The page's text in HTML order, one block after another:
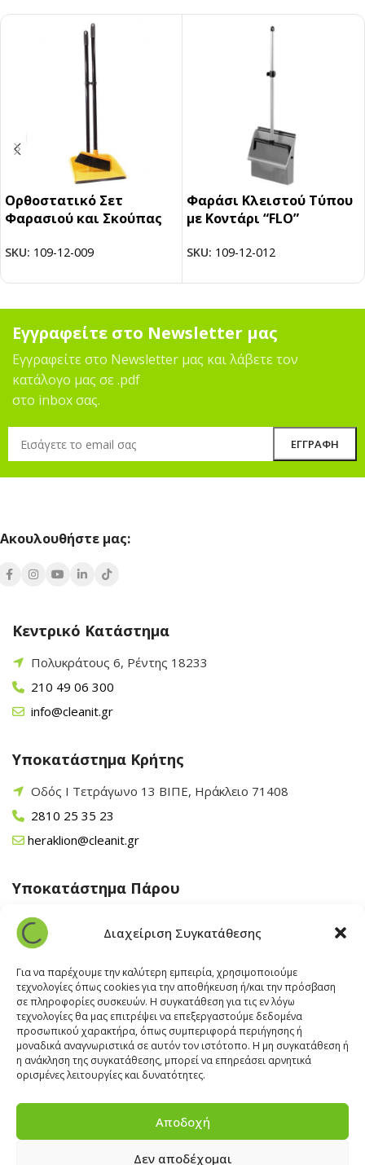
Διαχείριση Συγκατάθεσης
Για να παρέχουμε την καλύτερη εμπειρία, χρησιμοποιούμε
τεχνολογίες όπως cookies για την αποθήκευση ή/και την πρόσβαση
σε πληροφορίες συσκευών. Η συγκατάθεση για τις εν λόγω
τεχνολογίες θα μας επιτρέψει να επεξεργαστούμε δεδομένα
προσωπικού χαρακτήρα, όπως συμπεριφορά περιήγησης ή
μοναδικά αναγνωριστικά σε αυτόν τον ιστότοπο. Η μη συγκατάθεση ή
η ανάκληση της συγκατάθεσης, μπορεί να επηρεάσει αρνητικά
ορισμένες λειτουργίες και δυνατότητες.
Αποδοχή
Δεν αποδέχομαι
Ορθοστατικό Σετ
Φαρασιού και Σκούπας
SKU: 109-12-009
Φαράσι Κλειστού Τύπου
με Κοντάρι “FLO”
SKU: 109-12-012
Εγγραφείτε στο Newsletter μας
Εγγραφείτε στο Newsletter μας και λάβετε τον
κατάλογο μας σε .pdf
στο inbox σας.
Ακουλουθήστε μας:
Κεντρικό Κατάστημα
Πολυκράτους 6, Ρέντης 18233
210 49 06 300
info@cleanit.gr
Υποκατάστημα Κρήτης
Οδός Ι Τετράγωνο 13 ΒΙΠΕ, Ηράκλειο 71408
2810 25 35 23
heraklion@cleanit.gr
Υποκατάστημα Πάρου
Άγιος Βλάσης Αρχίλοχος, Πάρος 84400
22840 43 163
paros@cleanit.gr
Υποκατάστημα Σαντορίνης
Έξω Γωνία, Σαντορίνη847 00
22860 22322